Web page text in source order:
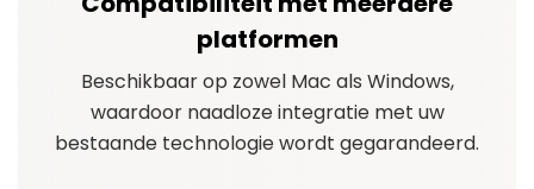
platformen
Beschikbaar op zowel Mac als Windows,
waardoor naadloze integratie met uw
bestaande technologie wordt gegarandeerd.